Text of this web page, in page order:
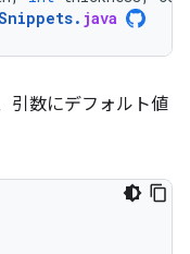
. java
引数にデフォルト値